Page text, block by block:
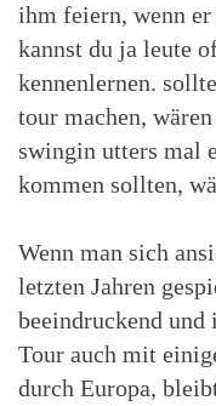
ihm feiern, wenn
kannst du ja leute
kennenlernen.
tour machen,
swingin utters mal
kommen sollten,
Wenn man sich
letzten Jahren
beeindruckend
Tour auch mit
durch Europa,